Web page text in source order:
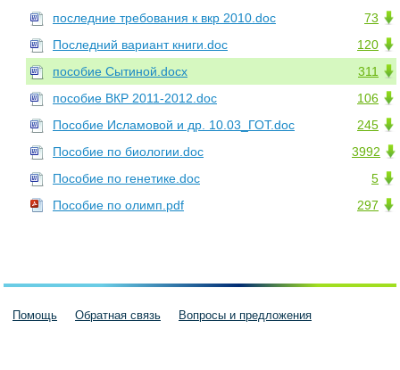
73
последние требования к вкр 2010.doc
120
Последний вариант книги.doc
311
пособие Сытиной.docx
106
пособие ВКР 2011-2012.doc
245
Пособие Исламовой и др. 10.03_ГОТ.doc
3992
Пособие по биологии.doc
5
Пособие по генетике.doc
297
Пособие по олимп.pdf
Помощь Обратная связь Вопросы и предложения